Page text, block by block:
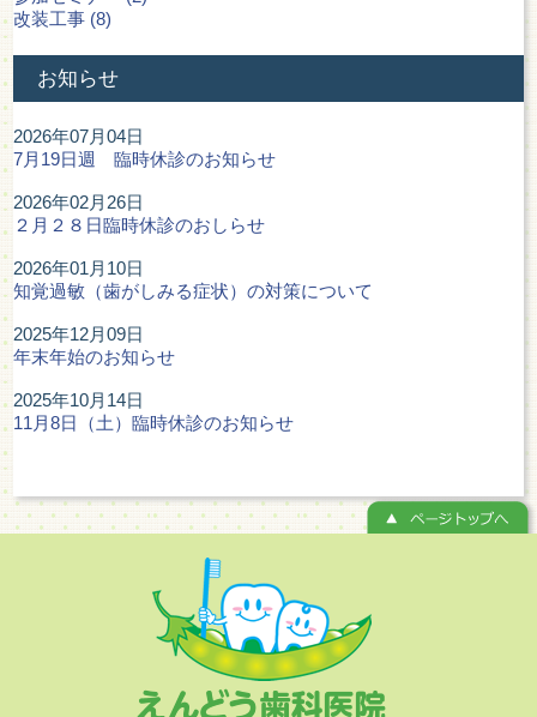
改装工事 (8)
お知らせ
2026年07月04日
7月19日週 臨時休診のお知らせ
2026年02月26日
２月２８日臨時休診のおしらせ
2026年01月10日
知覚過敏（歯がしみる症状）の対策について
2025年12月09日
年末年始のお知らせ
2025年10月14日
11月8日（土）臨時休診のお知らせ